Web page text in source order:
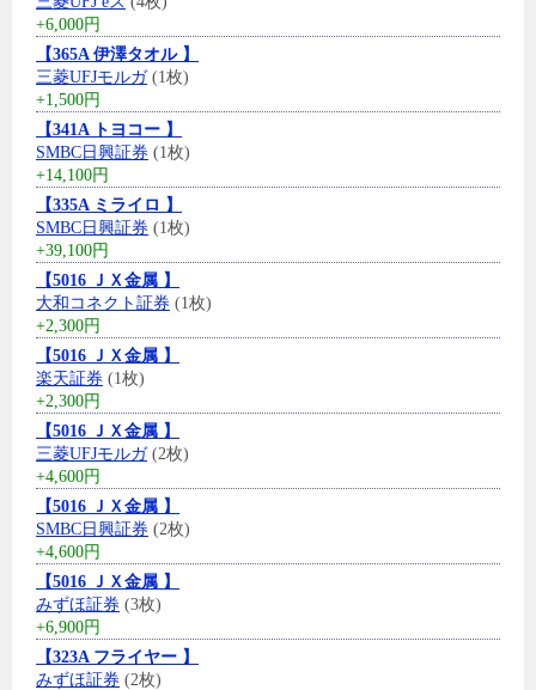
+6,000円
【365A 伊澤タオル 】
三菱UFJモルガ(1枚)
+1,500円
【341A トヨコー 】
SMBC日興証券 (1枚)
+14,100円
【335A ミライロ 】
SMBC日興証券 (1枚)
+39,100円
【5016 ＪＸ金属 】
大和コネクト証券 (1枚)
+2,300円
【5016 ＪＸ金属 】
楽天証券 (1枚)
+2,300円
【5016 ＪＸ金属 】
三菱UFJモルガ(2枚)
+4,600円
【5016 ＪＸ金属 】
SMBC日興証券 (2枚)
+4,600円
【5016 ＪＸ金属 】
みずほ証券 (3枚)
+6,900円
【323A フライヤー 】
みずほ証券 (2枚)